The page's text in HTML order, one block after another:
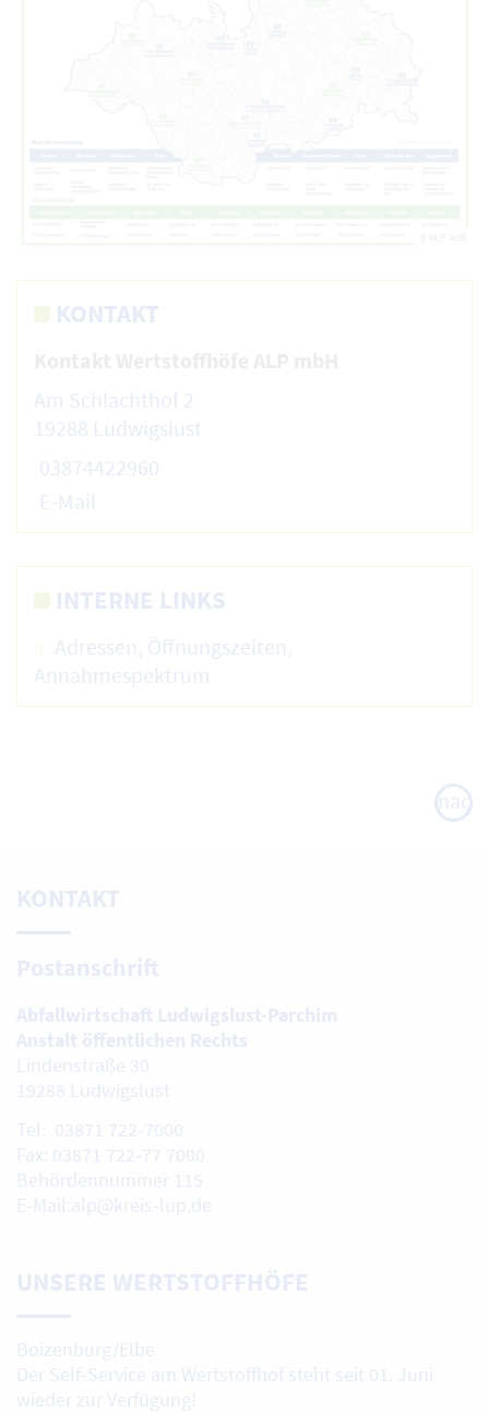
KONTAKT
Am Schlachthof 2
19288 Ludwigslust
03874422960
E-Mail
INTERNE LINKS
Adressen, Öffnungszeiten,
Annahmespektrum
nach
oben
KONTAKT
Postanschrift
Abfallwirtschaft Ludwigslust-Parchim
Anstalt öffentlichen Rechts
Lindenstraße 30
19288 Ludwigslust
Tel: 03871 722-7000
Fax: 03871 722-77 7000
Behördennummer 115
E-Mail:alp@kreis-lup.de
UNSERE WERTSTOFFHÖFE
Boizenburg/Elbe
Der Self-Service am Wertstoffhof steht seit 01. Juni
wieder zur Verfügung!